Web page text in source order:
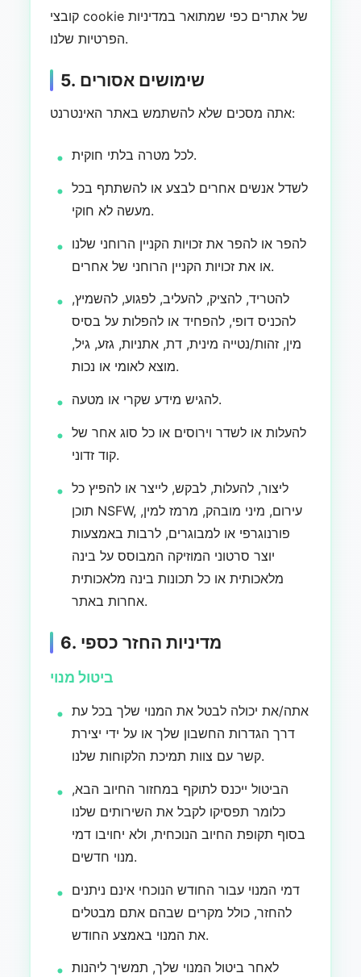
קובצי cookie של אתרים כפי שמתואר במדיניות
הפרטיות שלנו.
5. שימושים אסורים
אתה מסכים שלא להשתמש באתר האינטרנט:
לכל מטרה בלתי חוקית.
לשדל אנשים אחרים לבצע או להשתתף בכל
מעשה לא חוקי.
להפר או להפר את זכויות הקניין הרוחני שלנו
או את זכויות הקניין הרוחני של אחרים.
להטריד, להציק, להעליב, לפגוע, להשמיץ,
להכניס דופי, להפחיד או להפלות על בסיס
מין, זהות/נטייה מינית, דת, אתניות, גזע, גיל,
מוצא לאומי או נכות.
להגיש מידע שקרי או מטעה.
להעלות או לשדר וירוסים או כל סוג אחר של
קוד זדוני.
ליצור, להעלות, לבקש, לייצר או להפיץ כל
תוכן NSFW, עירום, מיני מובהק, מרמז למין,
פורנוגרפי או למבוגרים, לרבות באמצעות
יוצר סרטוני המוזיקה המבוסס על בינה
מלאכותית או כל תכונות בינה מלאכותית
אחרות באתר.
6. מדיניות החזר כספי
ביטול מנוי
אתה/את יכולה לבטל את המנוי שלך בכל עת
דרך הגדרות החשבון שלך או על ידי יצירת
קשר עם צוות תמיכת הלקוחות שלנו.
הביטול ייכנס לתוקף במחזור החיוב הבא,
כלומר תפסיקו לקבל את השירותים שלנו
בסוף תקופת החיוב הנוכחית, ולא יחויבו דמי
מנוי חדשים.
דמי המנוי עבור החודש הנוכחי אינם ניתנים
להחזר, כולל מקרים שבהם אתם מבטלים
את המנוי באמצע החודש.
לאחר ביטול המנוי שלך, תמשיך ליהנות